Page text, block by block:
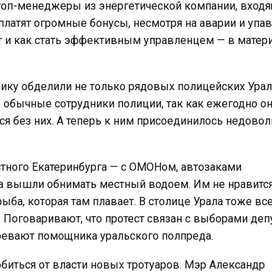
менеджеры из энергетической компании,
огромные бонусы, несмотря на аварии и
и как стать эффективным управленцем — в
обделили не только рядовых полицейских
сотрудники полиции, так как ежегодно
без них. А теперь к ним присоединилось
Екатеринбурга — с ОМОНом, автозаками
вышли обнимать местный водоем. Им не
которая там плавает. В столице Урала тоже
что протест связан с выборами
помощника уральского полпреда.
от власти новых тротуаров. Мэр Александр